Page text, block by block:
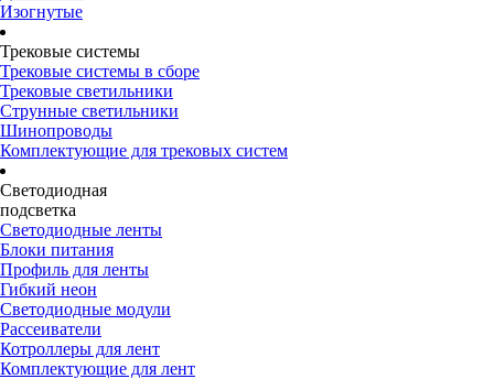
Изогнутые
Трековые системы
Трековые системы в сборе
Трековые светильники
Струнные светильники
Шинопроводы
Комплектующие для трековых систем
Светодиодная
подсветка
Светодиодные ленты
Блоки питания
Профиль для ленты
Гибкий неон
Светодиодные модули
Рассеиватели
Котроллеры для лент
Комплектующие для лент